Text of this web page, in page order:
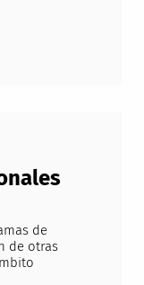
de
de otras